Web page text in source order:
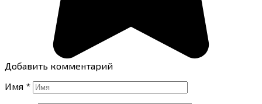
Добавить комментарий
Имя *